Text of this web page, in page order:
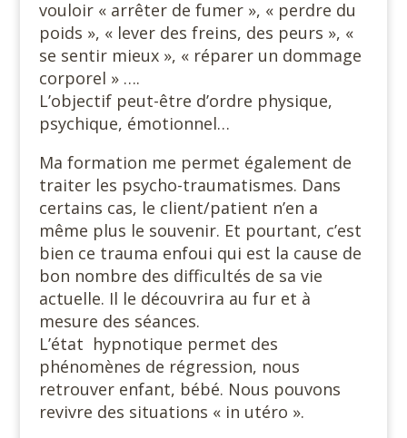
vouloir « arrêter de fumer », « perdre du
poids », « lever des freins, des peurs », «
se sentir mieux », « réparer un dommage
corporel » ….
L’objectif peut-être d’ordre physique,
psychique, émotionnel…
Ma formation me permet également de
traiter les psycho-traumatismes. Dans
certains cas, le client/patient n’en a
même plus le souvenir. Et pourtant, c’est
bien ce trauma enfoui qui est la cause de
bon nombre des difficultés de sa vie
actuelle. Il le découvrira au fur et à
mesure des séances.
L’état hypnotique permet des
phénomènes de régression, nous
retrouver enfant, bébé. Nous pouvons
revivre des situations « in utéro ».